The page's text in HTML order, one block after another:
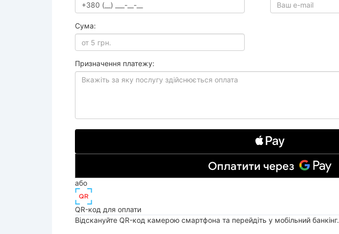
Сума:
Призначення платежу:
або
QR-код для оплати
Відскануйте QR-код камерою смартфона та перейдіть у мобільний банкінг.